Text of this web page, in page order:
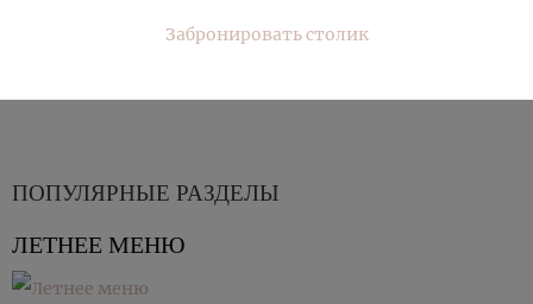
Забронировать столик
ПОПУЛЯРНЫЕ РАЗДЕЛЫ
ЛЕТНЕЕ МЕНЮ